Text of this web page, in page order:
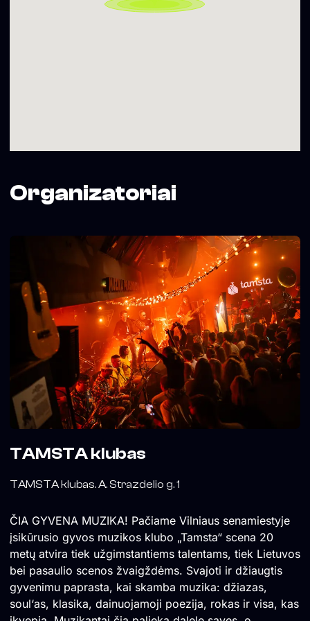
Organizatoriai
TAMSTA klubas
TAMSTA klubas. A. Strazdelio g. 1
ČIA GYVENA MUZIKA! Pačiame Vilniaus senamiestyje
įsikūrusio gyvos muzikos klubo „Tamsta“ scena 20
metų atvira tiek užgimstantiems talentams, tiek Lietuvos
bei pasaulio scenos žvaigždėms. Svajoti ir džiaugtis
gyvenimu paprasta, kai skamba muzika: džiazas,
soul‘as, klasika, dainuojamoji poezija, rokas ir visa, kas